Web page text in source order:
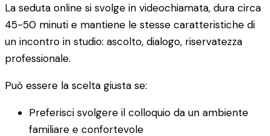
La seduta online si svolge in videochiamata, dura circa
45-50 minuti e mantiene le stesse caratteristiche di
un incontro in studio: ascolto, dialogo, riservatezza
professionale.
Può essere la scelta giusta se:
Preferisci svolgere il colloquio da un ambiente
familiare e confortevole